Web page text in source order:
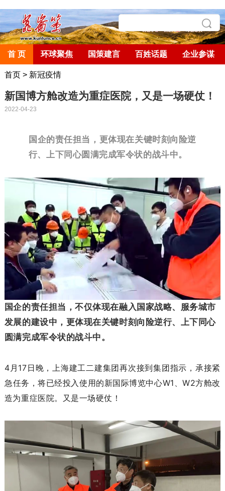
首 页 环球聚焦 国策建言 百姓话题 企业参谋
首页> 新冠疫情
新国博方舱改造为重症医院，又是一场硬仗！
2022-04-23
国企的责任担当，更体现在关键时刻向险逆
行、上下同心圆满完成军令状的战斗中。
国企的责任担当，不仅体现在融入国家战略、服务城市
发展的建设中，更体现在关键时刻向险逆行、上下同心
圆满完成军令状的战斗中。
4月17日晚，上海建工二建集团再次接到集团指示，承接紧
急任务，将已经投入使用的新国际博览中心W1、W2方舱改
造为重症医院。又是一场硬仗！